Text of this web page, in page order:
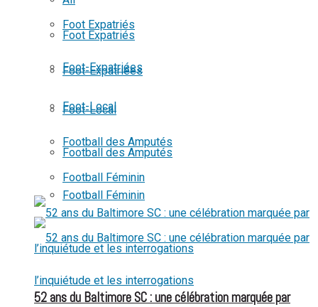
Foot Expatriés
Foot-Expatriées
Foot-Local
Football des Amputés
Football Féminin
Foot Expatriés
Foot-Expatriées
Foot-Local
Football des Amputés
Football Féminin
52 ans du Baltimore SC : une célébration marquée par